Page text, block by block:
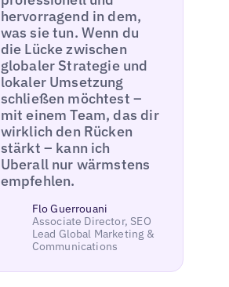
hervorragend in dem,
was sie tun. Wenn du
die Lücke zwischen
globaler Strategie und
lokaler Umsetzung
schließen möchtest –
mit einem Team, das dir
wirklich den Rücken
stärkt – kann ich
Uberall nur wärmstens
empfehlen.
Flo Guerrouani
Associate Director, SEO
Lead Global Marketing &
Communications